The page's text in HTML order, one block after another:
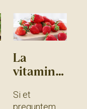
La
vitamina
es troba
Si et
preguntem